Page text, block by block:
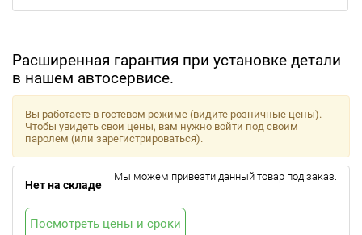
Расширенная гарантия при установке детали
в нашем автосервисе.
Вы работаете в гостевом режиме (видите розничные цены).
Чтобы увидеть свои цены, вам нужно войти под своим
паролем (или зарегистрироваться).
Нет на складе
Мы можем привезти данный товар под заказ.
Посмотреть цены и сроки